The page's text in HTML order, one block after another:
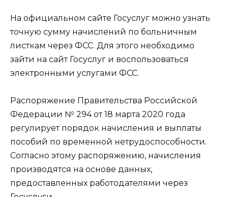
На официальном сайте Госуслуг можно узнать
точную сумму начислений по больничным
листкам через ФСС. Для этого необходимо
зайти на сайт Госуслуг и воспользоваться
электронными услугами ФСС.
Распоряжение Правительства Российской
Федерации № 294 от 18 марта 2020 года
регулирует порядок начисления и выплаты
пособий по временной нетрудоспособности.
Согласно этому распоряжению, начисления
производятся на основе данных,
предоставленных работодателями через